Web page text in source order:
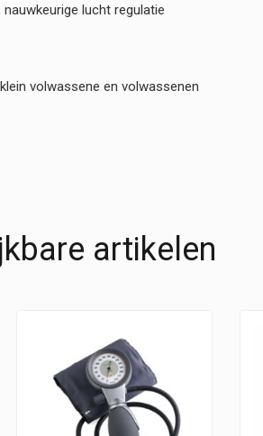
lucht regulatie
volwassene en volwassenen
artikelen